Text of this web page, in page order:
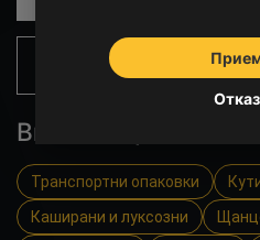
ЧЕСТО
Вижте още
Транспортни опаковки
Каширани и луксозни